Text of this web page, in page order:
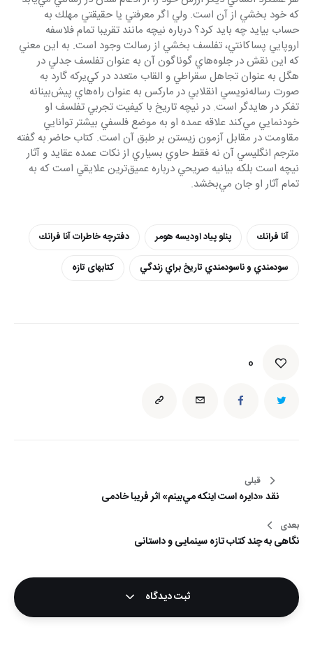
كه خود بخشي از آن است. ولي اگر معرفتي يا حقيقتي مهلك به
حساب بيايد چه بايد كرد؟ درباره نيچه مانند تقريبا تمام فلاسفه
اروپايي پساكانتي، تفلسف بخشي از رسالت وجود است. به اين معني
كه اين نقش در جلوه‌هاي گوناگون آن به عنوان تفلسف جدلي در
هگل به عنوان تجاهل سقراطي و القاب متعدد در كي‌يركه گارد به
صورت رساله‌نويسي انقلابي در ماركس به عنوان راه‌هاي پيش‌بينانه
تفكر در هايدگر است. در نيچه تاريخ با كيفيت تجربي تفلسف او
خودنمايي مي‌كند علاقه عمده او به موضع فلسفي بيشتر توانايي
مقاومت در مقابل آزمون زيستن بر طبق آن است. كتاب حاضر به گفته
مترجم انگليسي آن نه فقط حاوي بسياري از نكات عمده عقايد و آثار
نيچه است بلكه بيانيه صريحي درباره عميق‌ترين علايقي است كه به
تمام آثار او جان مي‌بخشد.
آنا فرانك پنلو پياد اوديسه هومر
دفترچه خاطرات آنا فرانك
سودمندي و ناسودمندي تاريخ براي زندگي
کتابهای تازه
0
راهبری
نوشته
قبلی
نقد «دايره است اينكه مي‌بينم» اثر فریبا خادمی
بعدی
نگاهی به چند کتاب تازه سینمایی و داستانی
ثبت دیدگاه